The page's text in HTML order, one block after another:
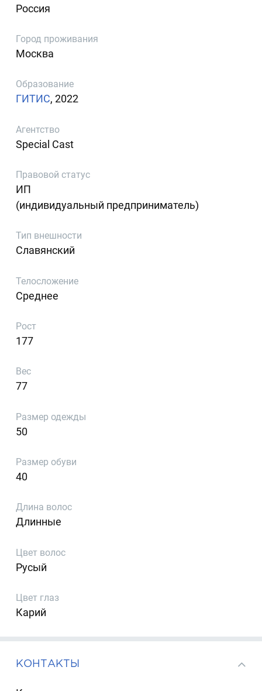
Россия
Город проживания
Москва
Образование
ГИТИС, 2022
Агентство
Special Cast
Правовой статус
ИП
(индивидуальный предприниматель)
Тип внешности
Славянский
Телосложение
Среднее
Рост
177
Вес
77
Размер одежды
50
Размер обуви
40
Длина волос
Длинные
Цвет волос
Русый
Цвет глаз
Карий
КОНТАКТЫ